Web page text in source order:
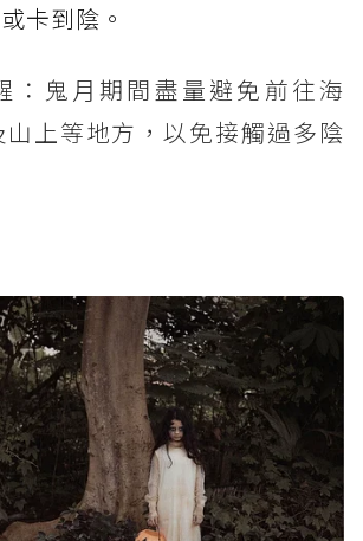
卡到陰。
：鬼月期間盡量避免前往海
上等地方，以免接觸過多陰